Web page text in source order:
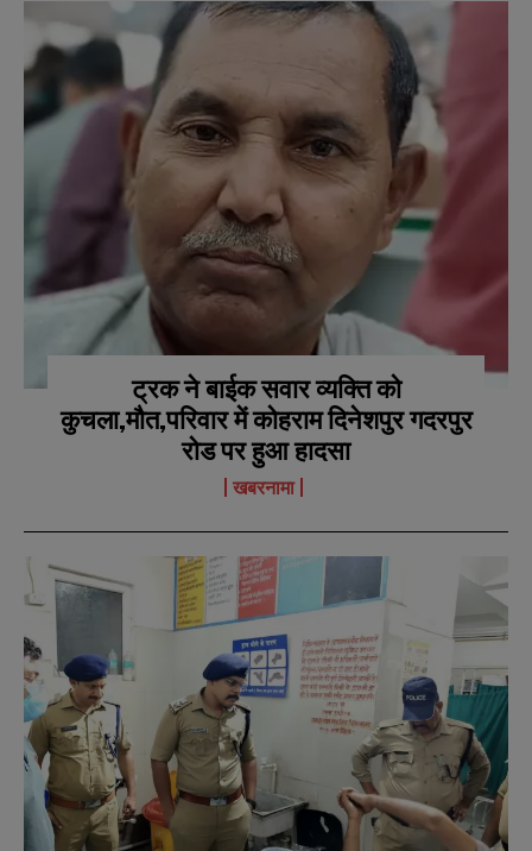
lu
b
e
SUBMIT
lu
b
e
SUBMIT
ट्रक ने बाईक सवार व्यक्ति को
कुचला,मौत,परिवार में कोहराम दिनेशपुर गदरपुर
रोड पर हुआ हादसा
खबरनामा